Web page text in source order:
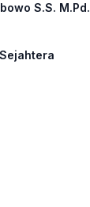
S.S. M.Pd.